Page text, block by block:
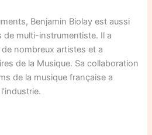
Benjamin Biolay est aussi
de multi-instrumentiste. Il a
nombreux artistes et a
de la Musique. Sa collaboration
de la musique française a